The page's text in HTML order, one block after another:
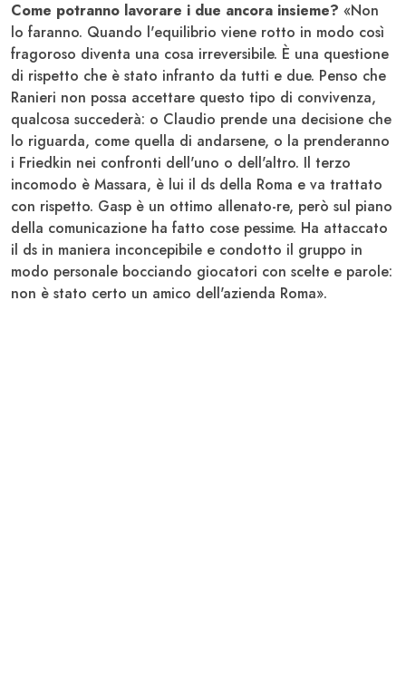
Come potranno lavorare i due ancora insieme? «Non
lo faranno. Quando l'equilibrio viene rotto in modo così
fragoroso diventa una cosa irreversibile. È una questione
di rispetto che è stato infranto da tutti e due. Penso che
Ranieri non possa accettare questo tipo di convivenza,
qualcosa succederà: o Claudio prende una decisione che
lo riguarda, come quella di andarsene, o la prenderanno
i Friedkin nei confronti dell'uno o dell'altro. Il terzo
incomodo è Massara, è lui il ds della Roma e va trattato
con rispetto. Gasp è un ottimo allenato-re, però sul piano
della comunicazione ha fatto cose pessime. Ha attaccato
il ds in maniera inconcepibile e condotto il gruppo in
modo personale bocciando giocatori con scelte e parole:
non è stato certo un amico dell'azienda Roma».